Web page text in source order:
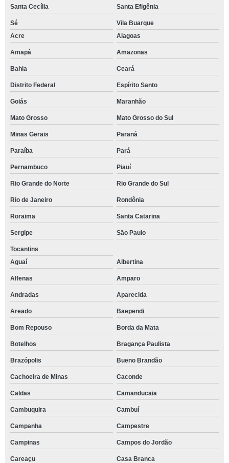
Santa Cecília Santa Efigênia
Sé
Vila Buarque
Acre
Alagoas
Amapá Amazonas
Bahia Ceará
Distrito Federal Espírito Santo
Goiás Maranhão
Mato Grosso Mato Grosso do Sul
Minas Gerais Paraná
Paraíba Pará
Pernambuco Piauí
Rio Grande do Norte Rio Grande do Sul
Rio de Janeiro Rondônia
Roraima Santa Catarina
Sergipe São Paulo
Tocantins
Aguaí
Albertina
Alfenas Amparo
Andradas Aparecida
Areado Baependi
Bom Repouso Borda da Mata
Botelhos Bragança Paulista
Brazópolis Bueno Brandão
Cachoeira de Minas Caconde
Caldas Camanducaia
Cambuquira Cambuí
Campanha Campestre
Campinas Campos do Jordão
Careaçu Casa Branca